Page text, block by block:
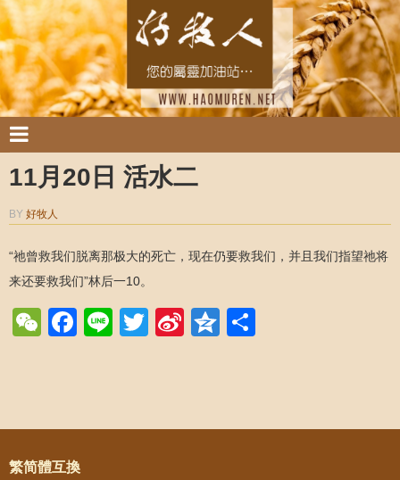
11月20日 活水二
BY 好牧人
“祂曾救我们脱离那极大的死亡，现在仍要救我们，并且我们指望祂将
来还要救我们”林后一10。
WeChat
Facebook
LineTwitter
SinaQzone
Post navigation
繁简體互換